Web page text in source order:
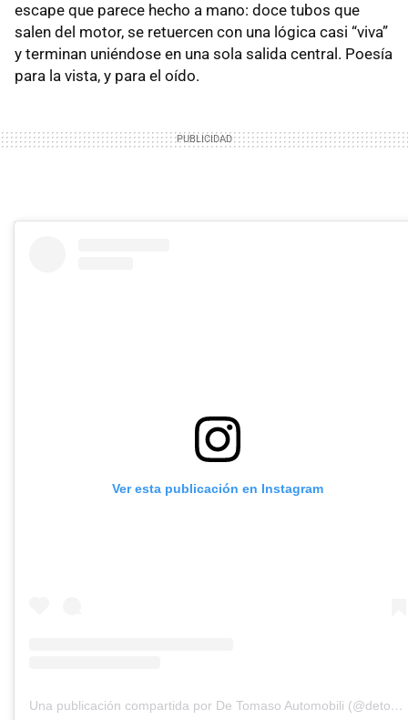
escape que parece hecho a mano: doce tubos que
salen del motor, se retuercen con una lógica casi “viva”
y terminan uniéndose en una sola salida central. Poesía
para la vista, y para el oído.
Ver esta publicación en Instagram
Una publicación compartida por De Tomaso Automobili (@detomaso_official)